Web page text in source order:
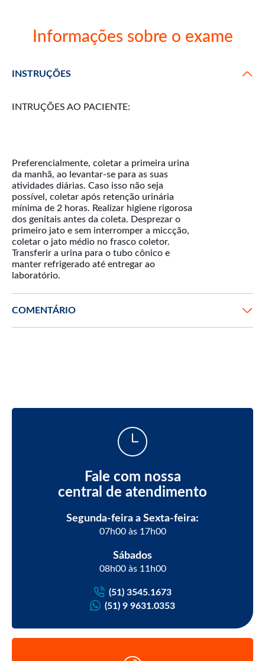
Informações sobre o exame
INSTRUÇÕES
INTRUÇÕES AO PACIENTE:
Preferencialmente, coletar a primeira urina
da manhã, ao levantar-se para as suas
atividades diárias. Caso isso não seja
possível, coletar após retenção urinária
mínima de 2 horas. Realizar higiene rigorosa
dos genitais antes da coleta. Desprezar o
primeiro jato e sem interromper a miccção,
coletar o jato médio no frasco coletor.
Transferir a urina para o tubo cônico e
manter refrigerado até entregar ao
COMENTÁRIO
Fale com nossa
central de atendimento
Segunda-feira a Sexta-feira:
07h00 às 17h00
Sábados
08h00 às 11h00
(51) 3545.1673
(51) 9 9631.0353